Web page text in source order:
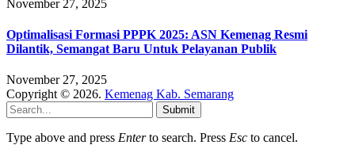
November 27, 2025
Optimalisasi Formasi PPPK 2025: ASN Kemenag Resmi
Dilantik, Semangat Baru Untuk Pelayanan Publik
November 27, 2025
Copyright © 2026. Kemenag Kab. Semarang
Submit
Type above and press Enterto search. Press Esc to cancel.